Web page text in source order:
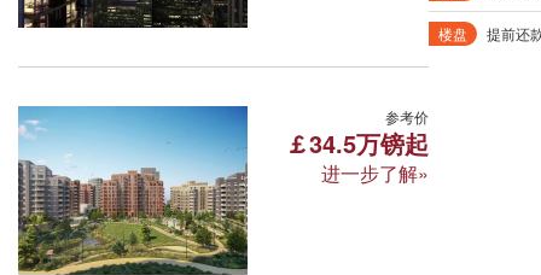
交通便利
伦敦·兰博花园广场
Plumstead, London SE28 0FA
参考价
￡34.5万镑起
进一步了解»
楼盘 提前还